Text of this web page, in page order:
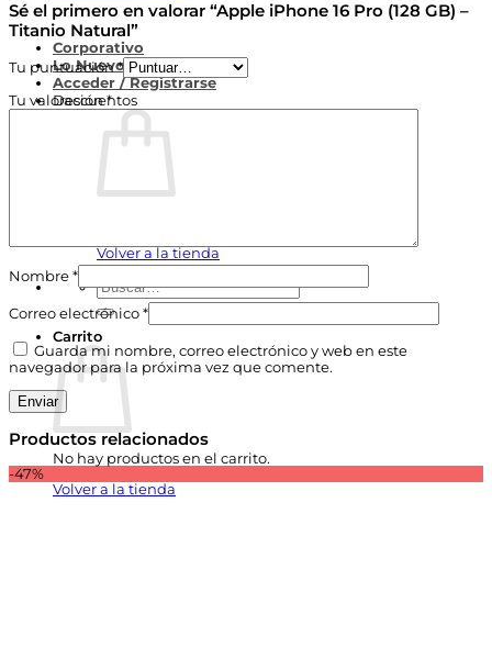
Corporativo
Lo Nuevo
Acceder / Registrarse
Descuentos
Volver a la tienda
por:
Carrito
No hay productos en el carrito.
Volver a la tienda
Sé el primero en valorar “Apple iPhone 16 Pro (128 GB) –
Titanio Natural”
Tu puntuación*
Tu valoración*
Nombre *
Correo electrónico *
Guarda mi nombre, correo electrónico y web en este
navegador para la próxima vez que comente.
Productos relacionados
-47%